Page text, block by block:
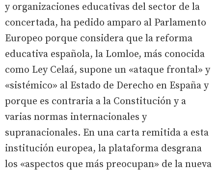
y organizaciones educativas del sector de la
concertada, ha pedido amparo al Parlamento
Europeo porque considera que la reforma
educativa española, la Lomloe, más conocida
como Ley Celaá, supone un «ataque frontal» y
«sistémico» al Estado de Derecho en España y
porque es contraria a la Constitución y a
varias normas internacionales y
supranacionales. En una carta remitida a esta
institución europea, la plataforma desgrana
los «aspectos que más preocupan» de la nueva